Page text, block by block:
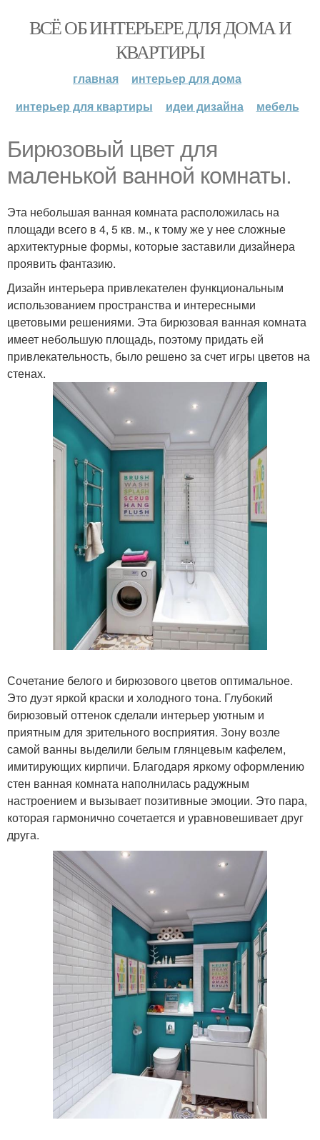
ВСЁ ОБ ИНТЕРЬЕРЕ ДЛЯ ДОМА И
КВАРТИРЫ
главная
интерьер для дома
интерьер для квартиры
идеи дизайна мебель
Бирюзовый цвет для
маленькой ванной комнаты.
Эта небольшая ванная комната расположилась на
площади всего в 4, 5 кв. м., к тому же у нее сложные
архитектурные формы, которые заставили дизайнера
проявить фантазию.
Дизайн интерьера привлекателен функциональным
использованием пространства и интересными
цветовыми решениями. Эта бирюзовая ванная комната
имеет небольшую площадь, поэтому придать ей
привлекательность, было решено за счет игры цветов на
стенах.
Сочетание белого и бирюзового цветов оптимальное.
Это дуэт яркой краски и холодного тона. Глубокий
бирюзовый оттенок сделали интерьер уютным и
приятным для зрительного восприятия. Зону возле
самой ванны выделили белым глянцевым кафелем,
имитирующих кирпичи. Благодаря яркому оформлению
стен ванная комната наполнилась радужным
настроением и вызывает позитивные эмоции. Это пара,
которая гармонично сочетается и уравновешивает друг
друга.